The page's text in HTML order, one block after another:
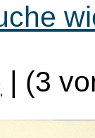
| (3